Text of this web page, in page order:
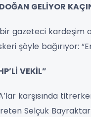
GELİYOR
gazeteci kardeşim
şöyle bağırıyor:
VEKİL”
karşısında
üreten Selçuk